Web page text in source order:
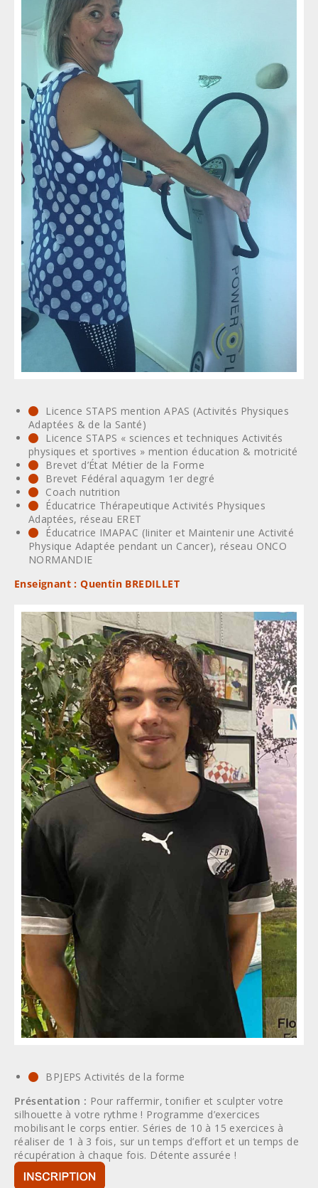
Licence STAPS mention APAS (Activités Physiques
Adaptées & de la Santé)
Licence STAPS « sciences et techniques Activités
physiques et sportives » mention éducation & motricité
Brevet d’État Métier de la Forme
Brevet Fédéral aquagym 1er degré
Coach nutrition
Éducatrice Thérapeutique Activités Physiques
Adaptées, réseau ERET
Éducatrice IMAPAC (Iiniter et Maintenir une Activité
Physique Adaptée pendant un Cancer), réseau ONCO
NORMANDIE
Enseignant : Quentin BREDILLET
BPJEPS Activités de la forme
Présentation : Pour raffermir, tonifier et sculpter votre
silhouette à votre rythme ! Programme d’exercices
mobilisant le corps entier. Séries de 10 à 15 exercices à
réaliser de 1 à 3 fois, sur un temps d’effort et un temps de
récupération à chaque fois. Détente assurée !